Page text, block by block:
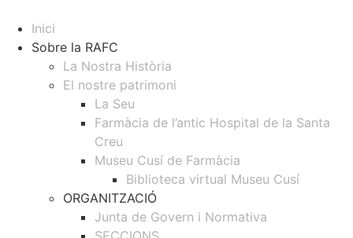
Inici
Sobre la RAFC
La Nostra Història
El nostre patrimoni
La Seu
Farmàcia de l’antic Hospital de la Santa
Creu
Museu Cusí de Farmàcia
Biblioteca virtual Museu Cusí
ORGANITZACIÓ
Junta de Govern i Normativa